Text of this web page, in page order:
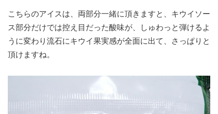
こちらのアイスは、両部分一緒に頂きますと、キウイソー
ス部分だけでは控え目だった酸味が、しゅわっと弾けるよ
うに変わり流石にキウイ果実感が全面に出て、さっぱりと
頂けますね。